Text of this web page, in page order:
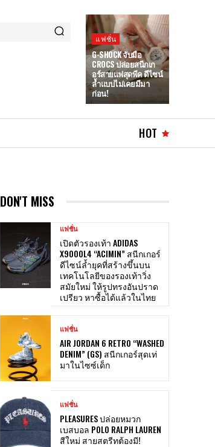
แฟชั่น
G-SHOCK จับมือ
CROCS ปล่อยสนีกเก
อร์สายแฟสุดพีค ดีไซน์
ล้ำแบบไม่เคยมีมา
ก่อน!
HOT
DON'T MISS
แฟชั่น
เปิดตัวรองเท้า ADIDAS
X9000L4 “ACIMIN” สนีกเกอร์
ดีไซน์ล้ำยุคที่สร้างขึ้นบน
เทคโนโลยีของรองเท้าวิ่ง
สมัยใหม่ ให้รูปทรงอันปราด
เปรียว หาซื้อได้แล้วในไทย
แฟชั่น
AIR JORDAN 6 RETRO “WASHED
DENIM” (GS) สนีกเกอร์สุดเท่
มาในไซซ์เด็ก
แฟชั่น
PLEASURES ปล่อยหมวก
เบสบอล POLO RALPH LAUREN
สีใหม่ สายสตรีทต้องมี!